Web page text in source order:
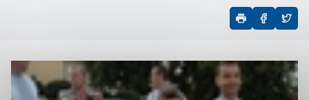
Technické súbory cookie sú pre prevádzku nevyhnutné
a pomáhajú urobiť webové stránky uplatniteľnými tým,